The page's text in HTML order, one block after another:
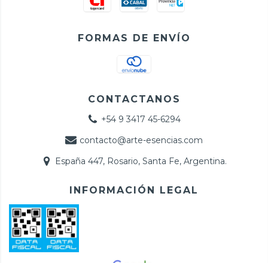
FORMAS DE ENVÍO
CONTACTANOS
+54 9 3417 45-6294
contacto@arte-esencias.com
España 447, Rosario, Santa Fe, Argentina.
INFORMACIÓN LEGAL